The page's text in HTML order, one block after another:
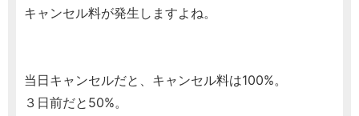
キャンセル料が発生しますよね。
当日キャンセルだと、キャンセル料は100%。
３日前だと50%。